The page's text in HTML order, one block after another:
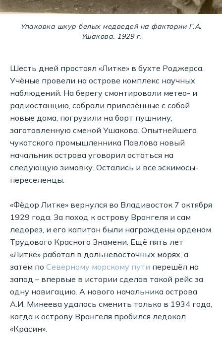
Упаковка шкур белых медведей на фактории Г.А.
Ушакова. 1929 г.
Шесть дней простоял «Литке» в бухте Роджерса.
Учёные провели на острове комплекс научных
наблюдений. На берегу смонтировали метео- и
радиостанцию, собрали привезённые с собой
новые дома, погрузили на борт пушнину,
заготовленную сменой Ушакова. Опытнейшего
чукотского промышленника Павлова новый
начальник острова уговорил остаться на
следующую зимовку. Остались и все эскимосы-
переселенцы.
«Фёдор Литке» вернулся во Владивосток 7 октября
1929 года. За поход к острову Врангеля и сам
ледорез, и его капитан были награждены орденом
Трудового Красного Знамени. Ещё пять лет
«Литке» работал в дальневосточных морях, а
затем по Северному морскому пути перешёл на
запад – впервые в истории сделав такой рейс за
одну навигацию. А нового начальника острова
А.И. Минеева удалось сменить только в 1934 года,
когда к острову Врангеля пробился ледокол
«Красин».